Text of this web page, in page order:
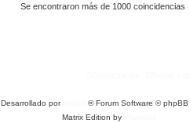
Se encontraron más de 1000 coincidencias
Desarrollado por
® Forum Software © phpBB
Matrix Edition by